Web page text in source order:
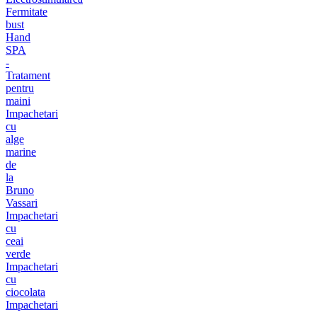
Fermitate
bust
Hand
SPA
-
Tratament
pentru
maini
Impachetari
cu
alge
marine
de
la
Bruno
Vassari
Impachetari
cu
ceai
verde
Impachetari
cu
ciocolata
Impachetari